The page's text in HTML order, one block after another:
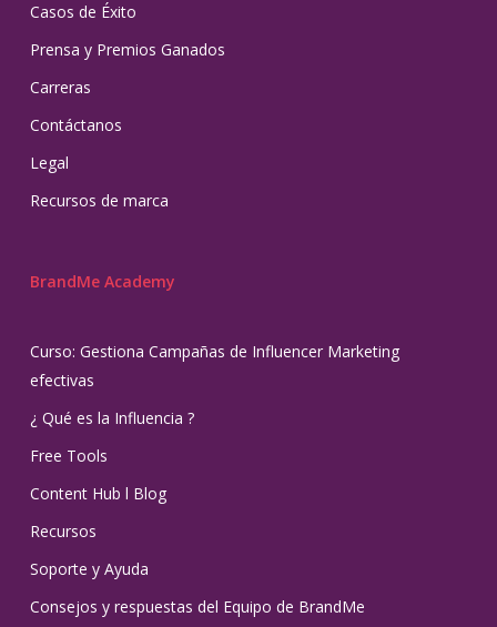
Casos de Éxito
Prensa y Premios Ganados
Carreras
Contáctanos
Legal
Recursos de marca
BrandMe Academy
Curso: Gestiona Campañas de Influencer Marketing
efectivas
¿ Qué es la Influencia ?
Free Tools
Content Hub l Blog
Recursos
Soporte y Ayuda
Consejos y respuestas del Equipo de BrandMe